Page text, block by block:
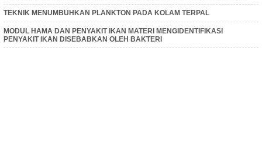
TEKNIK MENUMBUHKAN PLANKTON PADA KOLAM TERPAL
MODUL HAMA DAN PENYAKIT IKAN MATERI MENGIDENTIFIKASI
PENYAKIT IKAN DISEBABKAN OLEH BAKTERI